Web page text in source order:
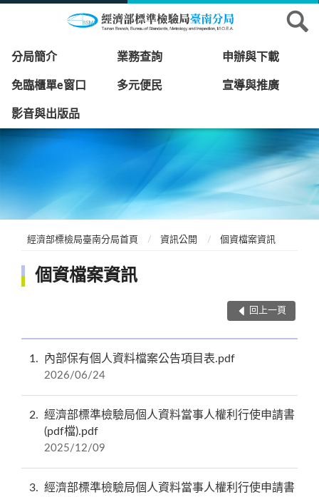
分局簡介 業務查詢 申辦與下載
免臨櫃單e窗口 多元便民 宣導與推廣
影音與出版品
經濟部標檢局臺南分局首頁 資訊公開 個資檔案資訊
個資檔案資訊
回上一頁
1 內部保有個人資料檔案公告項目表.pdf
2026/06/24
2
經濟部標準檢驗局個人資料當事人權利行使申請書
(pdf檔).pdf
2025/12/09
3
經濟部標準檢驗局個人資料當事人權利行使申請書